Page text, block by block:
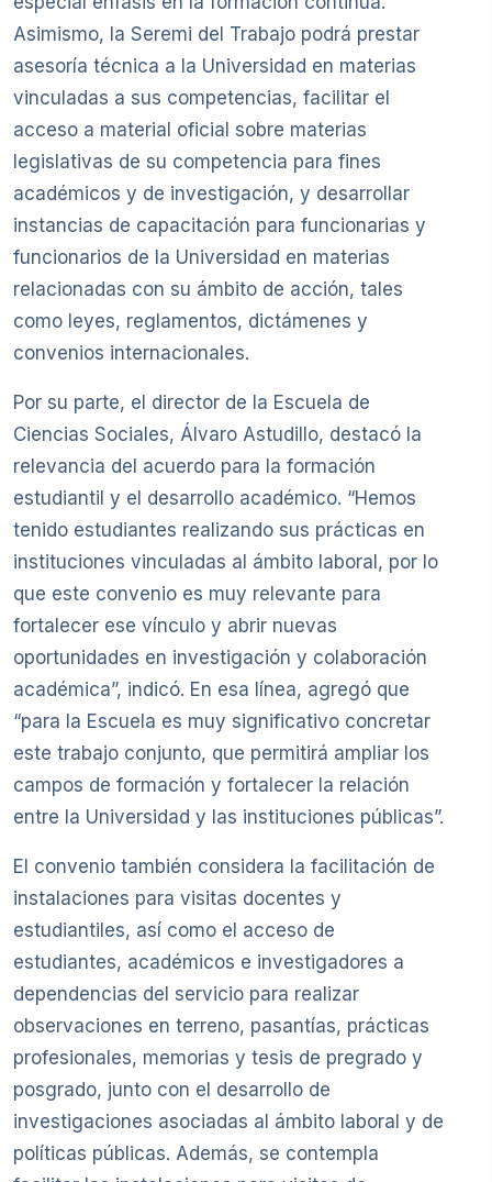
Asimismo, la Seremi del Trabajo podrá prestar
asesoría técnica a la Universidad en materias
vinculadas a sus competencias, facilitar el
acceso a material oficial sobre materias
legislativas de su competencia para fines
académicos y de investigación, y desarrollar
instancias de capacitación para funcionarias y
funcionarios de la Universidad en materias
relacionadas con su ámbito de acción, tales
como leyes, reglamentos, dictámenes y
convenios internacionales.
Por su parte, el director de la Escuela de
Ciencias Sociales, Álvaro Astudillo, destacó la
relevancia del acuerdo para la formación
estudiantil y el desarrollo académico. “Hemos
tenido estudiantes realizando sus prácticas en
instituciones vinculadas al ámbito laboral, por lo
que este convenio es muy relevante para
fortalecer ese vínculo y abrir nuevas
oportunidades en investigación y colaboración
académica”, indicó. En esa línea, agregó que
“para la Escuela es muy significativo concretar
este trabajo conjunto, que permitirá ampliar los
campos de formación y fortalecer la relación
entre la Universidad y las instituciones públicas”.
El convenio también considera la facilitación de
instalaciones para visitas docentes y
estudiantiles, así como el acceso de
estudiantes, académicos e investigadores a
dependencias del servicio para realizar
observaciones en terreno, pasantías, prácticas
profesionales, memorias y tesis de pregrado y
posgrado, junto con el desarrollo de
investigaciones asociadas al ámbito laboral y de
políticas públicas. Además, se contempla